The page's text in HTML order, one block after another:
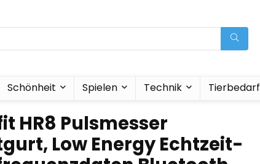
Schönheit Spielen Technik Tierbedarf
HR8 Pulsmesser
Low Energy Echtzeit-